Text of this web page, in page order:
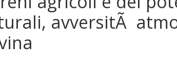
avversitÃ